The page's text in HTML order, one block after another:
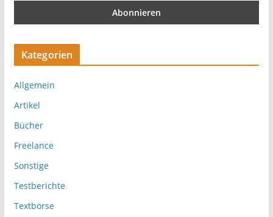
Kategorien
Allgemein
Artikel
Bücher
Freelance
Sonstige
Testberichte
Textbörse